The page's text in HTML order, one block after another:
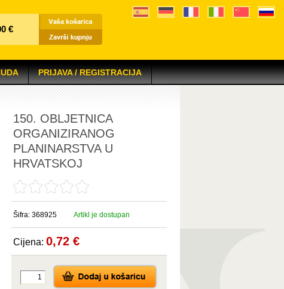
€
PRIJAVA / REGISTRACIJA
150. OBLJETNICA
ORGANIZIRANOG
PLANINARSTVA U
HRVATSKOJ
Šifra: 368925 Artikl je dostupan
Cijena: 0,72 €